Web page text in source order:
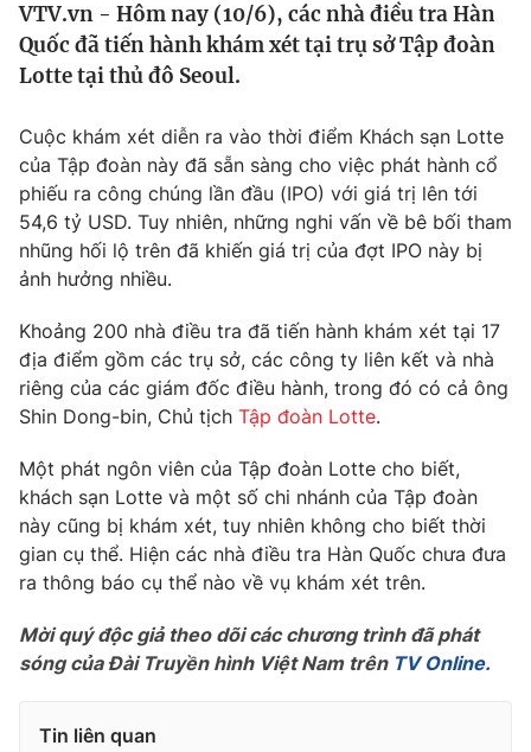
Thế giới
Tin tức
Câu chuyện quốc tế
Kinh tế
Tài chính
Thị trường
Góc doanh nghiệp
Dữ liệu và đời sống
Truyền hình
Phim VTV
Hậu trường
Nhân vật
Khán giả
Giải sao mai
Điện ảnh
Âm nhạc
Đời sống
Du lịch
Làm đẹp
Chất lượng cuộc sống
Giáo dục
Tuyển sinh
Học trực tuyến
Công nghệ
Hitech Công nghệ tương lai
Sản phẩm
Thị trường
Giao lưu trực tuyến
Lịch phát sóng
Chuyên mục khác
VTV.vn - Hôm nay (10/6), các nhà điều tra Hàn
Quốc đã tiến hành khám xét tại trụ sở Tập đoàn
Lotte tại thủ đô Seoul.
Cuộc khám xét diễn ra vào thời điểm Khách sạn Lotte
của Tập đoàn này đã sẵn sàng cho việc phát hành cổ
phiếu ra công chúng lần đầu (IPO) với giá trị lên tới
54,6 tỷ USD. Tuy nhiên, những nghi vấn về bê bối tham
nhũng hối lộ trên đã khiến giá trị của đợt IPO này bị
ảnh hưởng nhiều.
Khoảng 200 nhà điều tra đã tiến hành khám xét tại 17
địa điểm gồm các trụ sở, các công ty liên kết và nhà
riêng của các giám đốc điều hành, trong đó có cả ông
Shin Dong-bin, Chủ tịch Tập đoàn Lotte.
Một phát ngôn viên của Tập đoàn Lotte cho biết,
khách sạn Lotte và một số chi nhánh của Tập đoàn
này cũng bị khám xét, tuy nhiên không cho biết thời
gian cụ thể. Hiện các nhà điều tra Hàn Quốc chưa đưa
ra thông báo cụ thể nào về vụ khám xét trên.
Mời quý độc giả theo dõi các chương trình đã phát
sóng của Đài Truyền hình Việt Nam trên TV Online.
Tin liên quan